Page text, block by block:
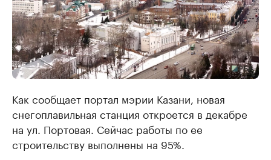
Как сообщает портал мэрии Казани, новая
снегоплавильная станция откроется в декабре
на ул. Портовая. Сейчас работы по ее
строительству выполнены на 95%.